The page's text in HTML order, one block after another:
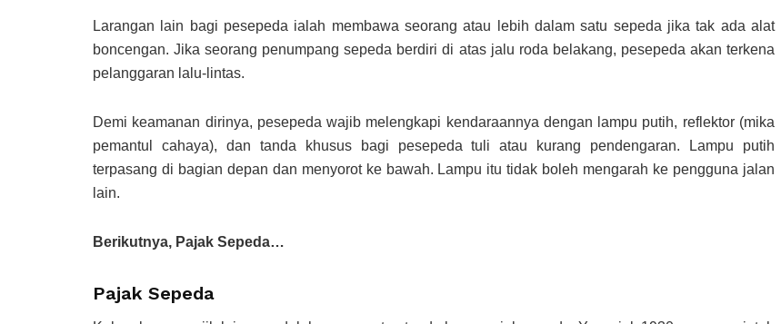
Larangan lain bagi pesepeda ialah membawa seorang atau lebih dalam satu sepeda jika tak ada alat
boncengan. Jika seorang penumpang sepeda berdiri di atas jalu roda belakang, pesepeda akan terkena
pelanggaran lalu-lintas.
Demi keamanan dirinya, pesepeda wajib melengkapi kendaraannya dengan lampu putih, reflektor (mika
pemantul cahaya), dan tanda khusus bagi pesepeda tuli atau kurang pendengaran. Lampu putih
terpasang di bagian depan dan menyorot ke bawah. Lampu itu tidak boleh mengarah ke pengguna jalan
lain.
Berikutnya, Pajak Sepeda…
Pajak Sepeda